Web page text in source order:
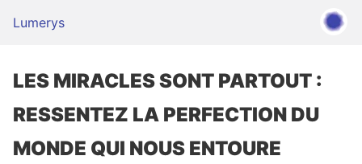
Lumerys
LES MIRACLES SONT PARTOUT :
RESSENTEZ LA PERFECTION DU
MONDE QUI NOUS ENTOURE